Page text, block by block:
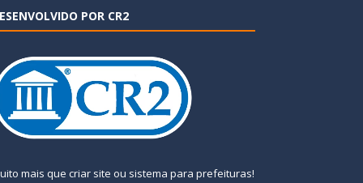
POR CR2
mais que criar site ou sistema para prefeituras!